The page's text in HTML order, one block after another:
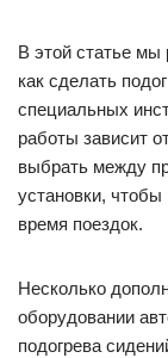
В этой статье мы
как сделать
специальных
работы зависит
выбрать между
установки,
время поездок.
Несколько
оборудовании
подогрева